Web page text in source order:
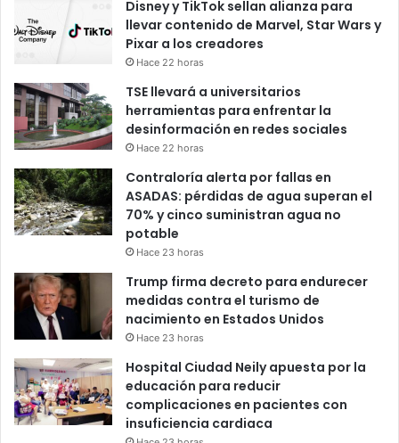
Disney y TikTok sellan alianza para
llevar contenido de Marvel, Star Wars y
Pixar a los creadores
Hace 22 horas
TSE llevará a universitarios
herramientas para enfrentar la
desinformación en redes sociales
Hace 22 horas
Contraloría alerta por fallas en
ASADAS: pérdidas de agua superan el
70% y cinco suministran agua no
potable
Hace 23 horas
Trump firma decreto para endurecer
medidas contra el turismo de
nacimiento en Estados Unidos
Hace 23 horas
Hospital Ciudad Neily apuesta por la
educación para reducir
complicaciones en pacientes con
insuficiencia cardiaca